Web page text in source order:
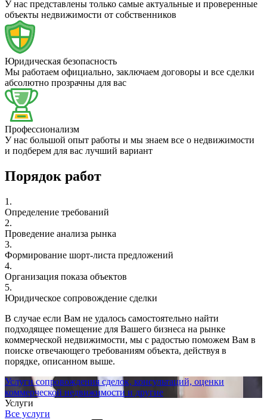
У нас представлены только самые актуальные и проверенные
объекты недвижимости от собственников
Юридическая безопасность
Мы работаем официально, заключаем договоры и все сделки
абсолютно прозрачны для вас
Профессионализм
У нас большой опыт работы и мы знаем все о недвижимости
и подберем для вас лучший вариант
Порядок работ
1.
Определение требований
2.
Проведение анализа рынка
3.
Формирование шорт-листа предложений
4.
Организация показа объектов
5.
Юридическое сопровождение сделки
В случае если Вам не удалось самостоятельно найти
подходящее помещение для Вашего бизнеса на рынке
коммерческой недвижимости, мы с радостью поможем Вам в
поиске отвечающего требованиям объекта, действуя в
порядке, описанном выше.
Услуги сопровождения сделок, консультаций, оценки
коммерческой недвижимости и другие
Услуги
Все услуги